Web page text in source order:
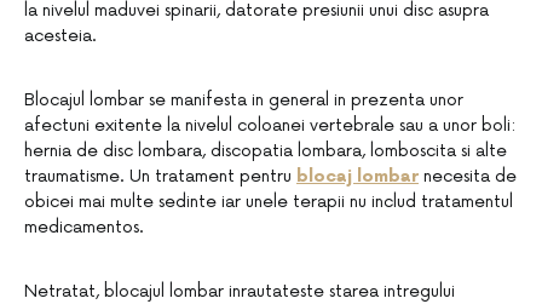
la nivelul maduvei spinarii, datorate presiunii unui disc asupra
acesteia.
Blocajul lombar se manifesta in general in prezenta unor
afectuni exitente la nivelul coloanei vertebrale sau a unor boli:
hernia de disc lombara, discopatia lombara, lomboscita si alte
traumatisme. Un tratament pentru blocaj lombar necesita de
obicei mai multe sedinte iar unele terapii nu includ tratamentul
medicamentos.
Netratat, blocajul lombar inrautateste starea intregului